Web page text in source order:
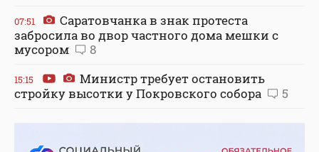
07:51
Саратовчанка в знак протеста
забросила во двор частного дома мешки с
мусором
8
15:15
Министр требует остановить
стройку высотки у Покровского собора
5